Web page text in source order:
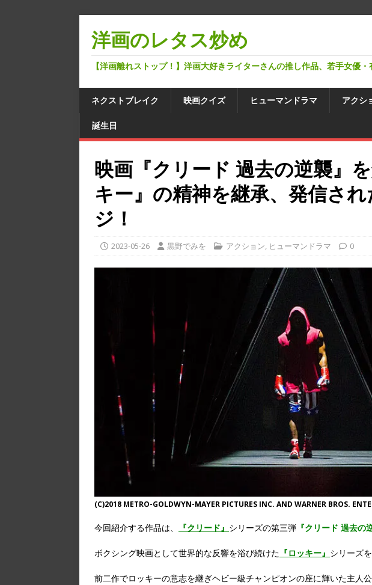
洋画のレタス炒め
【洋画離れストップ！】洋画大好きライターさんの推し作品、若手女優
ネクストブレイク 映画クイズ ヒューマンドラマ アクシ
誕生日
映画『クリード 過去の逆襲』
キー』の精神を継承、発信さ
ジ！
2023-05-26 黒野でみを アクション, ヒューマンドラマ 0
(C)2018 METRO-GOLDWYN-MAYER PICTURES INC. AND WARNER BROS.
今回紹介する作品は、 『クリード』 シリーズの第三弾 『クリード 過去の
ボクシング映画として世界的な反響を浴び続けた 『ロッキー』 シリーズ
前二作でロッキーの意志を継ぎヘビー級チャンピオンの座に輝いた主人公